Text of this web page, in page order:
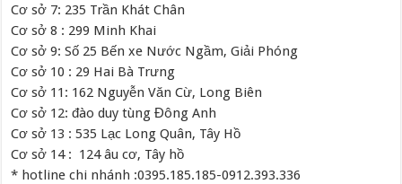
Cơ sở 7: 235 Trần Khát Chân
Cơ sở 8 : 299 Minh Khai
Cơ sở 9: Số 25 Bến xe Nước Ngầm, Giải Phóng
Cơ sở 10 : 29 Hai Bà Trưng
Cơ sở 11: 162 Nguyễn Văn Cừ, Long Biên
Cơ sở 12: đào duy tùng Đông Anh
Cơ sở 13 : 535 Lạc Long Quân, Tây Hồ
Cơ sở 14 : 124 âu cơ, Tây hồ
* hotline chi nhánh :0395.185.185-0912.393.336